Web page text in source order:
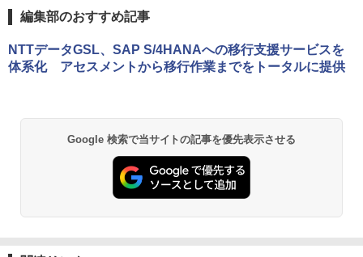
編集部のおすすめ記事
NTTデータGSL、SAP S/4HANAへの移行支援サービスを
体系化 アセスメントから移行作業までをトータルに提供
Google 検索で当サイトの記事を優先表示させる